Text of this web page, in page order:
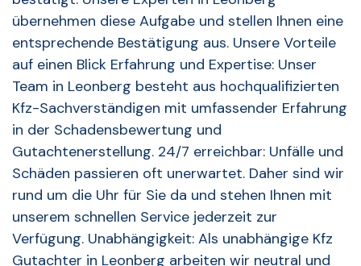
übernehmen diese Aufgabe und stellen Ihnen eine
entsprechende Bestätigung aus. Unsere Vorteile
auf einen Blick Erfahrung und Expertise: Unser
Team in Leonberg besteht aus hochqualifizierten
Kfz-Sachverständigen mit umfassender Erfahrung
in der Schadensbewertung und
Gutachtenerstellung. 24/7 erreichbar: Unfälle und
Schäden passieren oft unerwartet. Daher sind wir
rund um die Uhr für Sie da und stehen Ihnen mit
unserem schnellen Service jederzeit zur
Verfügung. Unabhängigkeit: Als unabhängige Kfz
Gutachter in Leonberg arbeiten wir neutral und